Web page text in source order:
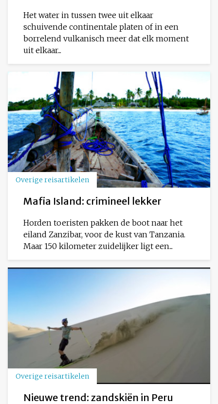
Het water in tussen twee uit elkaar
schuivende continentale platen of in een
borrelend vulkanisch meer dat elk moment
uit elkaar...
Overige reisartikelen
Mafia Island: crimineel lekker
Horden toeristen pakken de boot naar het
eiland Zanzibar, voor de kust van Tanzania.
Maar 150 kilometer zuidelijker ligt een...
Overige reisartikelen
Nieuwe trend: zandskiën in Peru